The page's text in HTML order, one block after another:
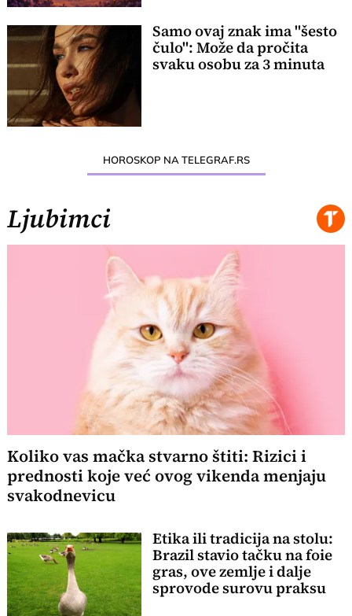
Samo ovaj znak ima "šesto
čulo": Može da pročita
svaku osobu za 3 minuta
HOROSKOP NA TELEGRAF.RS
Ljubimci
Koliko vas mačka stvarno štiti: Rizici i
prednosti koje već ovog vikenda menjaju
svakodnevicu
Etika ili tradicija na stolu:
Brazil stavio tačku na foie
gras, ove zemlje i dalje
sprovode surovu praksu